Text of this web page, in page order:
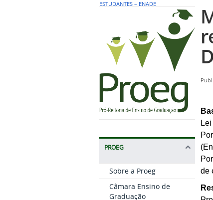
ESTUDANTES – ENADE
PROEG
Sobre a Proeg
Câmara Ensino de
Graduação
de